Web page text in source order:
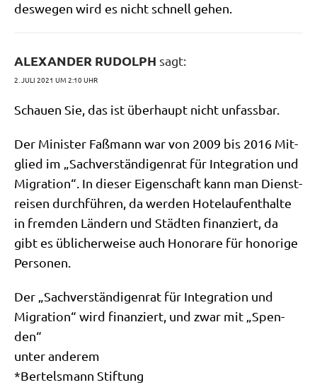
des­we­gen wird es nicht schnell gehen.
ALEXANDER RUDOLPH sagt:
2. JULI 2021 UM 2:10 UHR
Schau­en Sie, das ist über­haupt nicht unfassbar.
Der Mini­ster Faß­mann war von 2009 bis 2016 Mit­
glied im „Sach­ver­stän­di­gen­rat für Inte­gra­ti­on und
Migra­ti­on“. In die­ser Eigen­schaft kann man Dienst­
rei­sen durch­füh­ren, da wer­den Hotel­auf­ent­hal­te
in frem­den Län­dern und Städ­ten finan­ziert, da
gibt es übli­cher­wei­se auch Hono­ra­re für hono­ri­ge
Personen.
Der „Sach­ver­stän­di­gen­rat für Inte­gra­ti­on und
Migra­ti­on“ wird finan­ziert, und zwar mit „Spen­
den“
unter anderem
*Ber­tels­mann Stiftung